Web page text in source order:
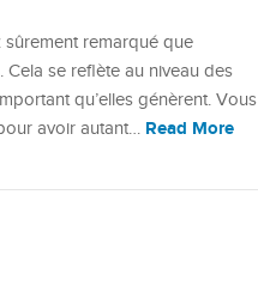
sûrement remarqué que
Cela se reflète au niveau des
qu’elles génèrent. Vous
avoir autant… Read More